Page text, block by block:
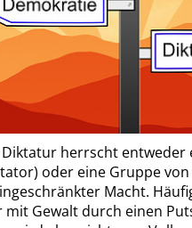
herrscht entweder
oder eine Gruppe von
Macht.
mit Gewalt durch einen